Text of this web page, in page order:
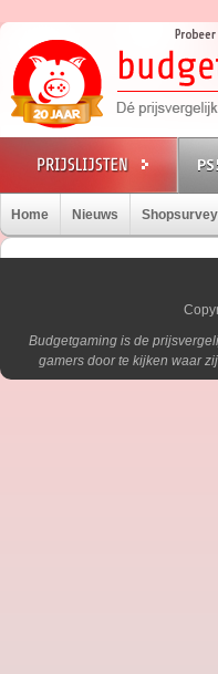
Home Nieuws Shopsurvey
Budgetgaming is de
gamers door te kijken waar